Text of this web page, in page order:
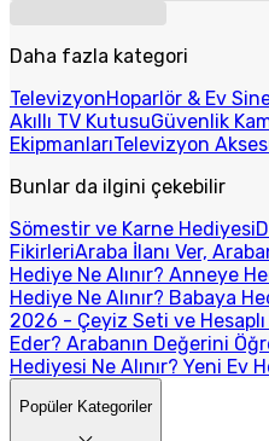
Daha fazla kategori
TelevizyonHoparlör & Ev
Akıllı TV KutusuGüvenlik
EkipmanlarıTelevizyon
Bunlar da ilgini çekebilir
Sömestir ve Karne Hediyesi
FikirleriAraba İlanı Ver,
Hediye Ne Alınır? Anneye
Hediye Ne Alınır? Babaya
2026 - Çeyiz Seti ve
Eder? Arabanın Değerini
Hediyesi Ne Alınır? Yeni Ev
Popüler Kategoriler